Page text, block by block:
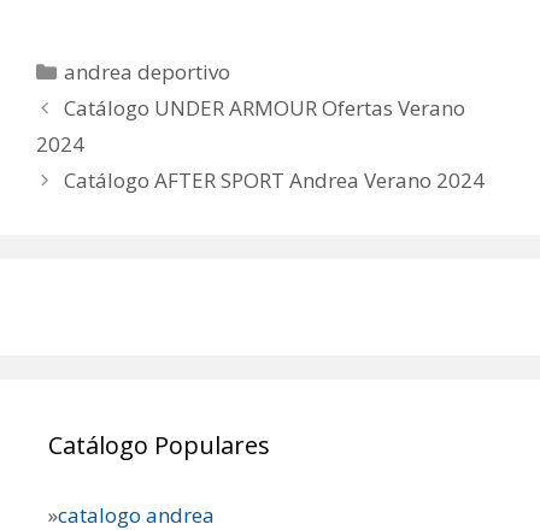
Categorías
andrea deportivo
Catálogo UNDER ARMOUR Ofertas Verano
2024
Catálogo AFTER SPORT Andrea Verano 2024
Catálogo Populares
»catalogo andrea